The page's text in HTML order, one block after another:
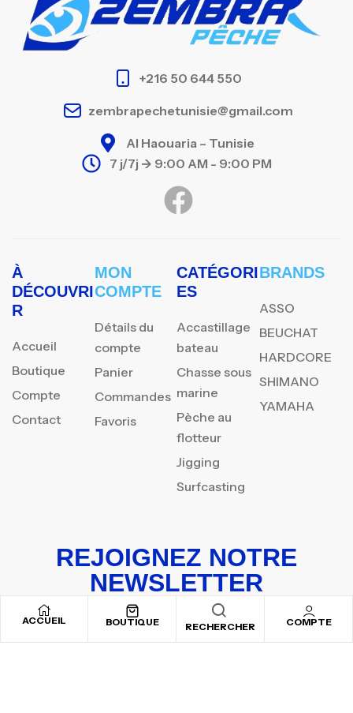
ACCUEIL BOUTIQUE RECHERCHER COMPTE
+216 50 644 550
zembrapechetunisie@gmail.com
Al Haouaria – Tunisie
7 j/7j -> 9:00 AM - 9:00 PM
À
DÉCOUVRI
R
Accueil
Boutique
Compte
Contact
MON
COMPTE
Détails du
compte
Panier
Commandes
Favoris
CATÉGORI
ES
Accastillage
bateau
Chasse sous
marine
Pèche au
flotteur
Jigging
Surfcasting
BRANDS
ASSO
BEUCHAT
HARDCORE
SHIMANO
YAMAHA
REJOIGNEZ NOTRE
NEWSLETTER
Inscrivez-vous pour recevoir nos offres spéciales